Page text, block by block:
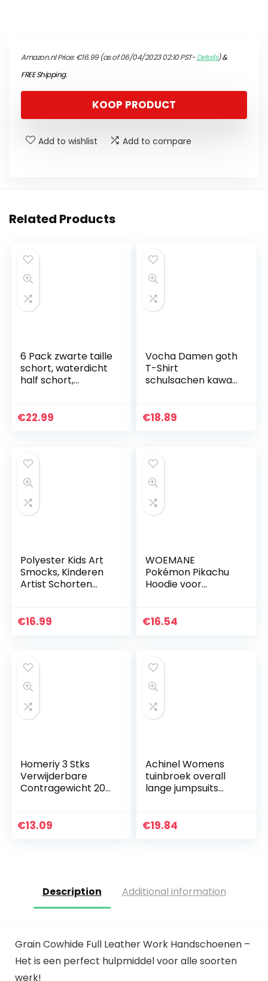
Amazon.nl Price:€16.99(as of 06/04/2023 02:10 PST-Details)&
FREE Shipping.
KOOP PRODUCT
Add to wishlist Add to compare
Related Products
6 Pack zwarte taille
schort, waterdicht
half schort,
vrouwen met 3
€22.99
Vocha Damen goth
T-Shirt
schulsachen kawaii
Sommer japan
€18.89
Polyester Kids Art
Smocks, Kinderen
Artist Schorten
mouw Peuter
€16.99
WOEMANE
Pokémon Pikachu
Hoodie voor
€16.54
Homeriy 3 Stks
Verwijderbare
Contragewicht 20G
Stabilisator
€13.09
Achinel Womens
tuinbroek overall
lange jumpsuits
mouwloze riem
€19.84
Description Additional information
Grain Cowhide Full Leather Work Handschoenen –
Het is een perfect hulpmiddel voor alle soorten
werk!